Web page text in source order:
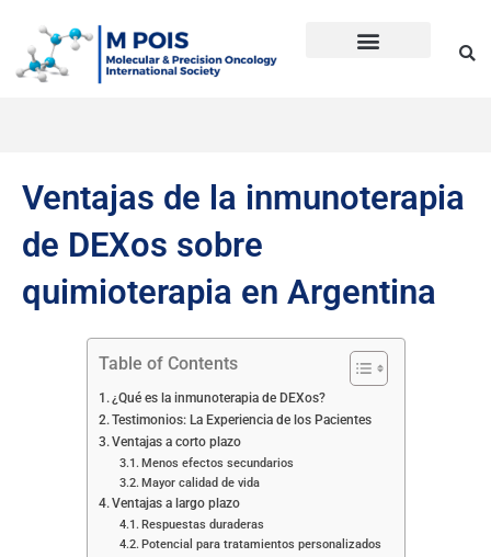
contenido
Ventajas de la inmunoterapia
de DEXos sobre
quimioterapia en Argentina
Table of Contents
¿Qué es la inmunoterapia de DEXos?
Testimonios: La Experiencia de los Pacientes
Ventajas a corto plazo
Menos efectos secundarios
Mayor calidad de vida
Ventajas a largo plazo
Respuestas duraderas
Potencial para tratamientos personalizados